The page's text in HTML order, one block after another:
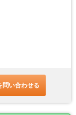
問い合わせる